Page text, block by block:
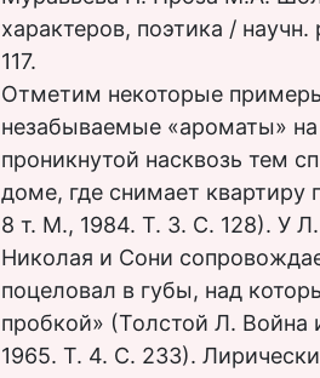
характеров, поэтика /
117.
Отметим некоторые
незабываемые «ароматы»
проникнутой насквозь тем
доме, где снимает квартиру
8 т. М., 1984. Т. 3. С. 128). У
Николая и Сони
поцеловал в губы, над
пробкой» (Толстой Л.
1965. Т. 4. С. 233).